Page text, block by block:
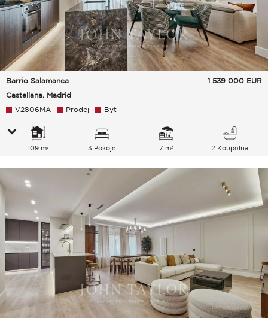
Barrio Salamanca
Castellana, Madrid
1 539 000 EUR
V2806MA Prodej Byt
109 m² 3 Pokoje 7 m² 2 Koupelna